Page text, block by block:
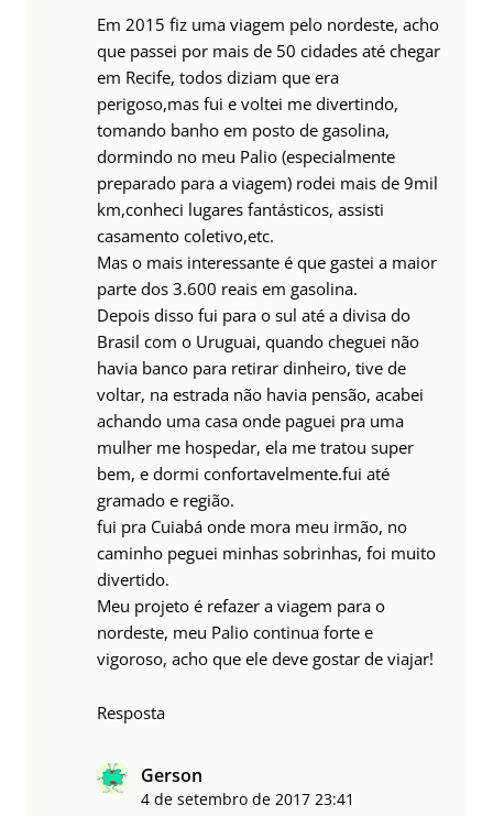
Em 2015 fiz uma viagem pelo nordeste, acho
que passei por mais de 50 cidades até chegar
em Recife, todos diziam que era
perigoso,mas fui e voltei me divertindo,
tomando banho em posto de gasolina,
dormindo no meu Palio (especialmente
preparado para a viagem) rodei mais de 9mil
km,conheci lugares fantásticos, assisti
casamento coletivo,etc.
Mas o mais interessante é que gastei a maior
parte dos 3.600 reais em gasolina.
Depois disso fui para o sul até a divisa do
Brasil com o Uruguai, quando cheguei não
havia banco para retirar dinheiro, tive de
voltar, na estrada não havia pensão, acabei
achando uma casa onde paguei pra uma
mulher me hospedar, ela me tratou super
bem, e dormi confortavelmente.fui até
gramado e região.
fui pra Cuiabá onde mora meu irmão, no
caminho peguei minhas sobrinhas, foi muito
divertido.
Meu projeto é refazer a viagem para o
nordeste, meu Palio continua forte e
vigoroso, acho que ele deve gostar de viajar!
Resposta
Gerson
4 de setembro de 2017 23:41